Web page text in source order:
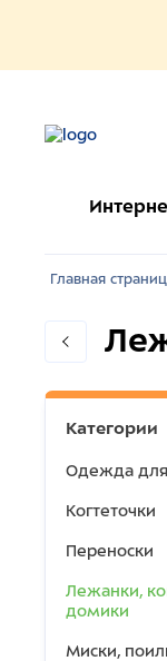
Главная
Категории
Одежда
Когтеточки
Переноски
Лежанки,
домики
Миски,